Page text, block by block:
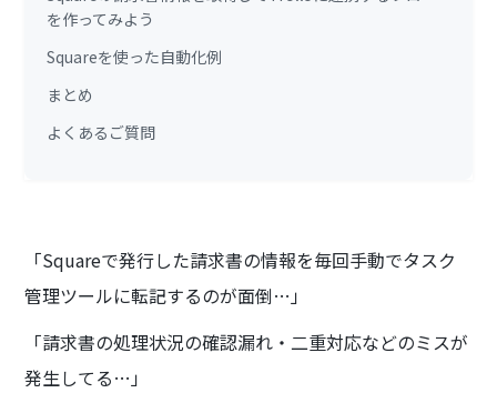
を作ってみよう
Squareを使った自動化例
まとめ
よくあるご質問
「Squareで発行した請求書の情報を毎回手動でタスク
管理ツールに転記するのが面倒…」
「請求書の処理状況の確認漏れ・二重対応などのミスが
発生してる…」